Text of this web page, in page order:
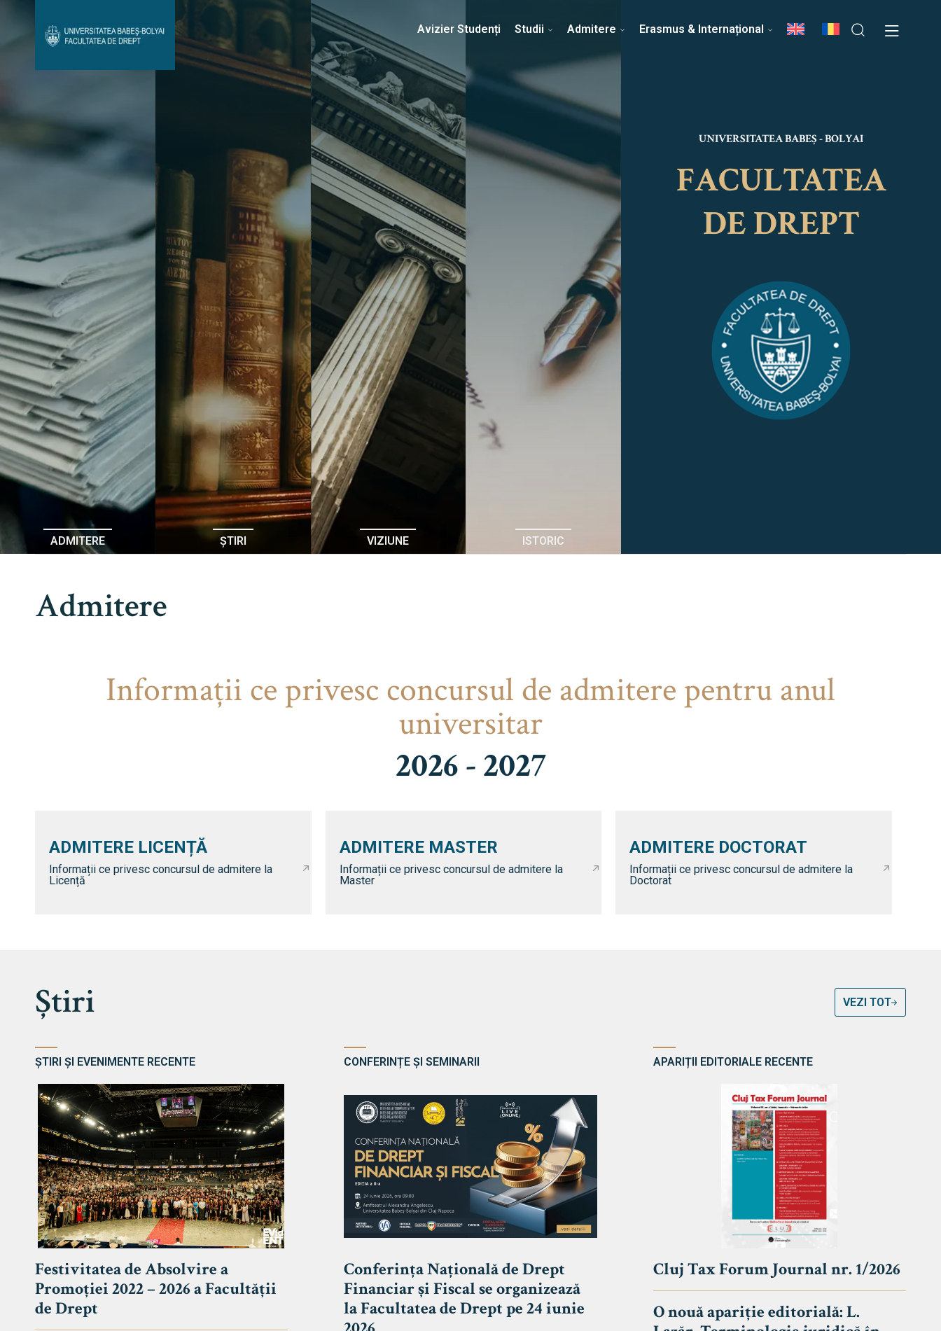
Avizier Studenți Admitere Erasmus & Internațional Despre Facultate Știri Echipa Facultății
Contact
Avizier Studenți Studii Admitere Erasmus & Internațional
ADMITERE ȘTIRI VIZIUNE ISTORIC
UNIVERSITATEA BABEȘ - BOLYAI
FACULTATEA
DE DREPT
Admitere
Informaţii ce privesc concursul de admitere pentru anul
universitar
2026 - 2027
ADMITERE LICENȚĂ
Informații ce privesc concursul de admitere la
Licență
ADMITERE MASTER
Informații ce privesc concursul de admitere la
Master
ADMITERE DOCTORAT
Informații ce privesc concursul de admitere la
Doctorat
Știri VEZI TOT
ȘTIRI ȘI EVENIMENTE RECENTE
Festivitatea de Absolvire a
Promoției 2022 – 2026 a Facultății
de Drept
CONFERINȚE ȘI SEMINARII
Conferința Națională de Drept
Financiar și Fiscal se organizează
la Facultatea de Drept pe 24 iunie
APARIȚII EDITORIALE RECENTE
Cluj Tax Forum Journal nr. 1/2026
O nouă apariție editorială: L.